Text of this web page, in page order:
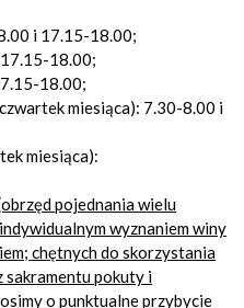
i 17.15-18.00;
18.00;
18.00;
miesiąca): 7.30-8.00 i
miesiąca):
pojednaniawielu
wyznaniem winy
chętnych do skorzystania
sakramentu pokuty i
o punktualne przybycie